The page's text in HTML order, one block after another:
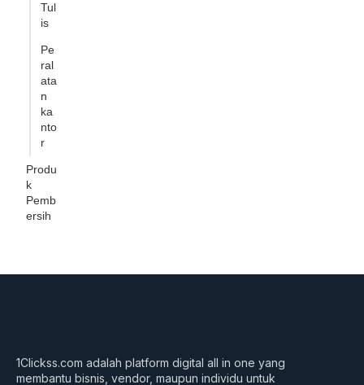
Tul
is
Pe
ral
ata
n
ka
nto
r
Produ
k
Pemb
ersih
1Clickss.com adalah platform digital all in one yang
membantu bisnis, vendor, maupun individu untuk